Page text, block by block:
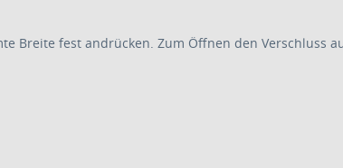
Breite fest andrücken. Zum Öffnen den